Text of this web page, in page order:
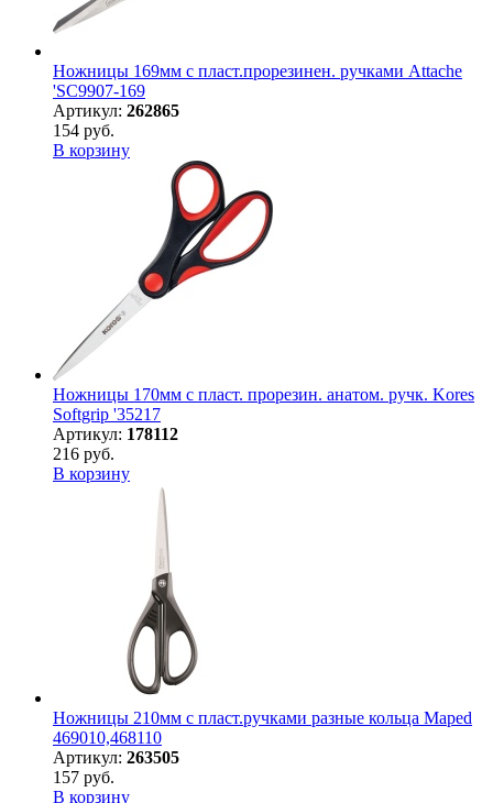
Ножницы 169мм с пласт.прорезинен. ручками Attache
'SC9907-169
Артикул: 262865
154 руб.
В корзину
Ножницы 170мм с пласт. прорезин. анатом. ручк. Kores
Softgrip '35217
Артикул: 178112
216 руб.
В корзину
Ножницы 210мм с пласт.ручками разные кольца Maped
469010,468110
Артикул: 263505
157 руб.
В корзину